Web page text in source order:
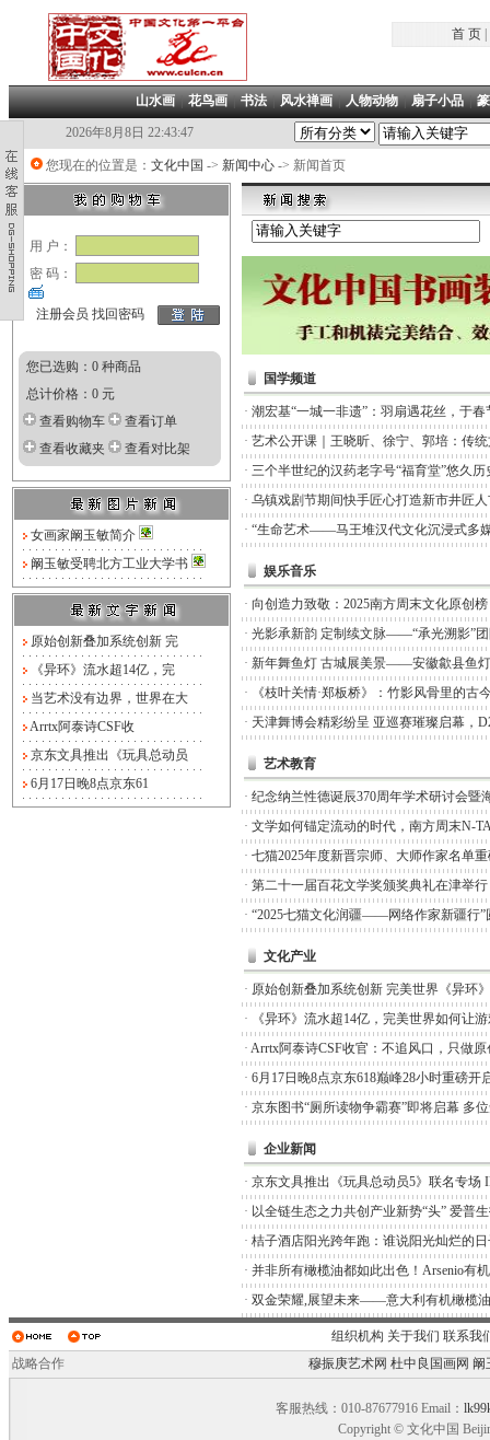
首 页|
山水画|花鸟画|书法|风水禅画|人物动物|扇子小品|
2026年8月8日 22:43:47
您现在的位置是： 文化中国 -> 新闻中心 -> 新闻首页
用 户：
密 码：
注册会员 找回密码
您已选购：0 种商品
总计价格：0 元
查看购物车
查看订单
查看收藏夹
查看对比架
女画家阚玉敏简介
阚玉敏受聘北方工业大学书
原始创新叠加系统创新 完
《异环》流水超14亿，完
当艺术没有边界，世界在大
Arrtx阿泰诗CSF收
京东文具推出《玩具总动员
6月17日晚8点京东61
国学频道
· 潮宏基“一城一非遗”：羽扇遇花丝，于
· 艺术公开课｜王晓昕、徐宁、郭培：传
· 三个半世纪的汉药老字号“福育堂”悠久历
· 乌镇戏剧节期间快手匠心打造新市井匠
· “生命艺术——马王堆汉代文化沉浸式多
娱乐音乐
· 向创造力致敬：2025南方周末文化原创
· 光影承新韵 定制续文脉——“承光溯影”
· 新年舞鱼灯 古城展美景——安徽歙县鱼
·
《枝叶关情·郑板桥》：竹影风骨里的古
· 天津舞博会精彩纷呈 亚巡赛璀璨启幕，
艺术教育
· 纪念纳兰性德诞辰370周年学术研讨会暨
· 文学如何锚定流动的时代，南方周末N-
· 七猫2025年度新晋宗师、大师作家名单
· 第二十一届百花文学奖颁奖典礼在津举行
· “2025七猫文化润疆——网络作家新疆行”
文化产业
· 原始创新叠加系统创新 完美世界《异环
·
《异环》流水超14亿，完美世界如何让游
· Arrtx阿泰诗CSF收官：不追风口，只做原
· 6月17日晚8点京东618巅峰28小时重磅开
· 京东图书“厕所读物争霸赛”即将启幕 多
企业新闻
· 京东文具推出《玩具总动员5》联名专场
· 以全链生态之力共创产业新势“头” 爱普
· 桔子酒店阳光跨年跑：谁说阳光灿烂的
· 并非所有橄榄油都如此出色！Arsenio有
· 双金荣耀,展望未来——意大利有机橄榄
组织机构 关于我们 联系我
战略合作
穆振庚艺术网 杜中良国画网 阚
客服热线：010-87677916 Email：
Copyright © 文化中国